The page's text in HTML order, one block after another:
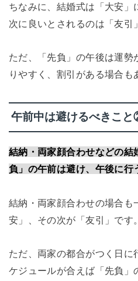
ちなみに、結婚式は「大安」
次に良いとされるのは「友引
ただ、「先負」の午後は運勢
りやすく、割引がある場合も
午前中は避けるべきこ
結納・両家顔合わせなどの結
負」の午前は避け、午後に行
結納・両家顔合わせの場合も
安」、その次が「友引」です。
ただ、両家の都合がつく日に
ケジュールが合えば「先負」